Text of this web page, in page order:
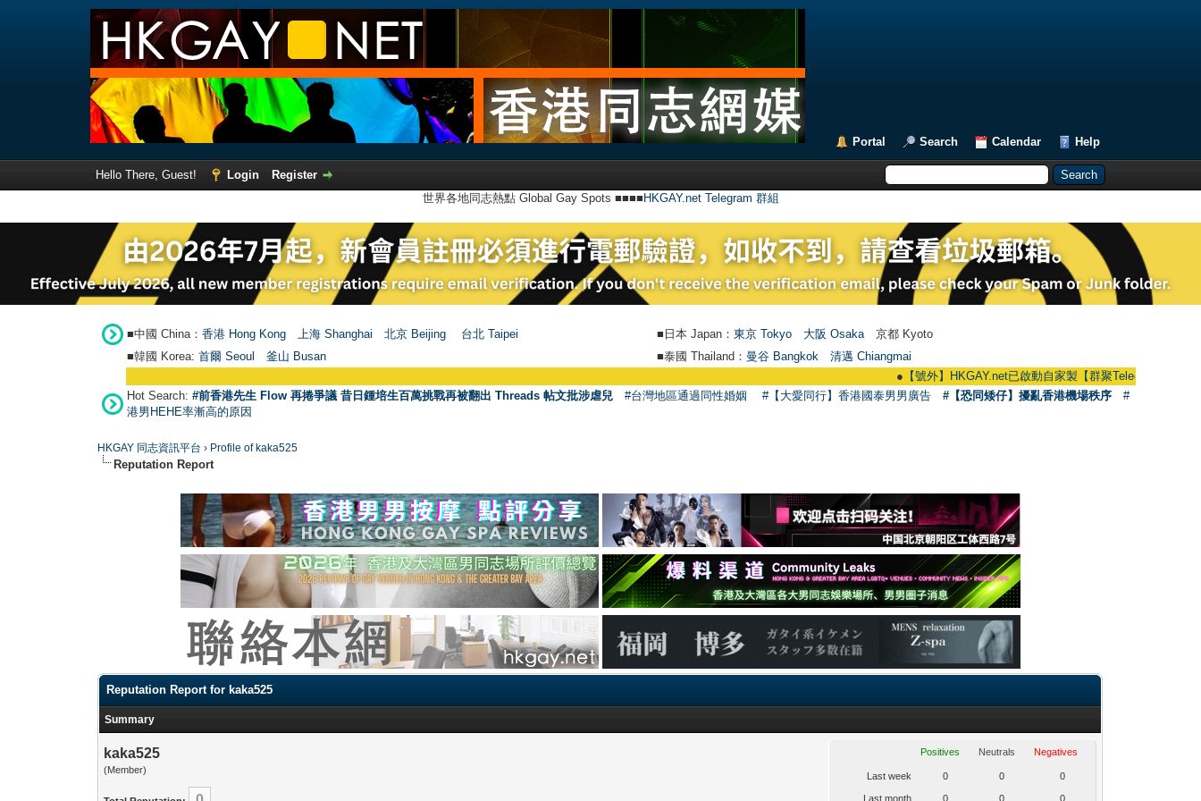
Portal Search Calendar Help
Hello There, Guest! Login
Register
世界各地同志熱點 Global Gay Spots ■■■■ HKGAY.net Telegram 群組
■中國 China： 香港 Hong Kong 上海 Shanghai 北京 Beijing 台北 Taipei ■日本 Japan： 東京 Tokyo 大阪 Osaka 京都 Kyoto
■韓國 Korea: 首爾 Seou 釜山 Busan ■泰國 Thailand： 曼谷 Bangkok
清邁 Chiangmai
【號外】HKGAY.net已啟動自家製【群聚Telegram群組】
Hot Search: #前香港先生 Flow 再捲爭議 昔日鍾培生百萬挑戰再被翻出 Threads 帖文批涉虐兒 #台灣地區通過同性婚姻 #【大愛同行】香港國泰男男廣告 #【恐同矮仔】擾亂香港機場秩序
#
港男HEHE率漸高的原因
HKGAY 同志資訊平台 › Profile of kaka525
Reputation Report
Reputation Report for kaka525
Summary
kaka525
(Member)
Positives Neutrals Negatives
Last week 0 0 0
Last month 0 0 0